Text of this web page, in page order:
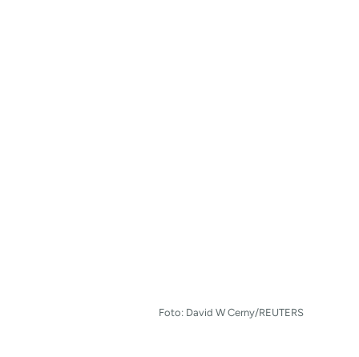
Foto: David W Cerny/REUTERS